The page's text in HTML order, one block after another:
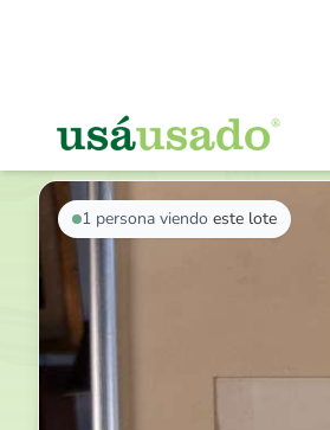
VOLVER AL LISTADO
1 persona viendo este lote